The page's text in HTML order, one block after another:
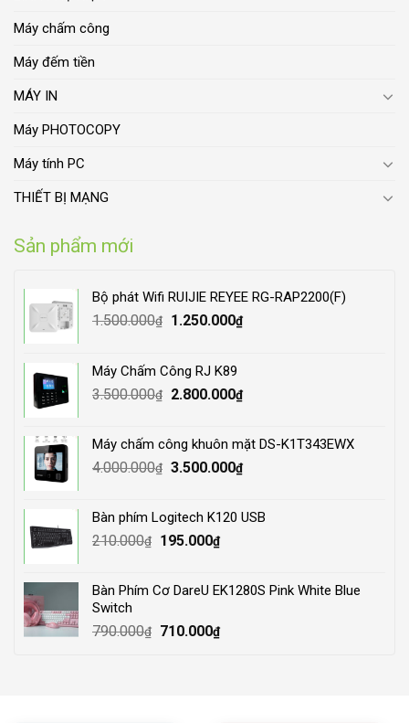
Máy chấm công
Máy đếm tiền
MÁY IN
Máy PHOTOCOPY
Máy tính PC
THIẾT BỊ MẠNG
Sản phẩm mới
Bộ phát Wifi RUIJIE REYEE RG-RAP2200(F)
1.500.000₫
Original
1.500.000₫.
1.250.000₫Current
Máy Chấm Công RJ K89
3.500.000₫
Original
3.500.000₫.
2.800.000₫Current
2.800.000₫.
Máy chấm công khuôn mặt DS-K1T343EWX
4.000.000₫ Original
4.000.000₫.
3.500.000₫Current
3.500.000₫.
Bàn phím Logitech K120 USB
210.000₫
Original
210.000₫.
195.000₫Current
195.000₫.
Bàn Phím Cơ DareU EK1280S Pink White Blue
Switch
790.000₫
Original
710.000₫Current